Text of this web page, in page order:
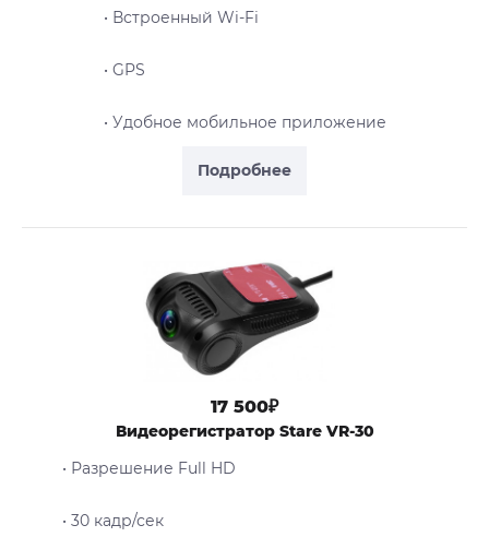
Подробнее
• Встроенный Wi-Fi
• GPS
• Удобное мобильное приложение
17 500₽
Видеорегистратор Stare VR-30
• Разрешение Full HD
• 30 кадр/сек